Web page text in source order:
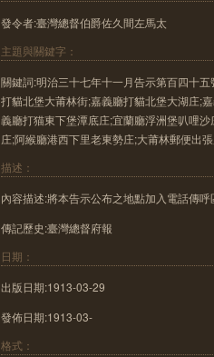
發令者:臺灣總督伯爵佐久間左馬太
主題與關鍵字：
關鍵詞:明治三十七年十一月告示第百四十
打貓北堡大莆林街;嘉義廳打貓北堡大湖庄;
義廳打猫東下堡潭底庄;宜蘭廳浮洲堡叭哩
庄;阿緱廳港西下里老東勢庄;大莆林郵便出
描述：
內容描述:將本告示公布之地點加入電話傳呼
傳記歷史:臺灣總督府報
日期：
出版日期:1913-03-29
發佈日期:1913-03-
格式：